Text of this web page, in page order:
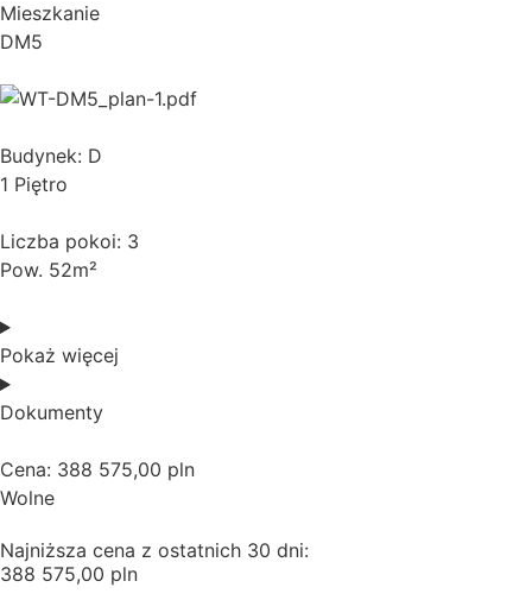
Mieszkanie
DM5
Budynek: D
1 Piętro
Liczba pokoi: 3
Pow. 52m²
Pokaż więcej
Dokumenty
Cena: 388 575,00 pln
Wolne
Najniższa cena z ostatnich 30 dni:
388 575,00 pln